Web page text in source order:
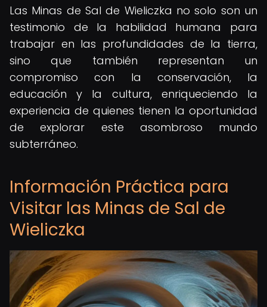
Las Minas de Sal de Wieliczka no solo son un
testimonio de la habilidad humana para
trabajar en las profundidades de la tierra,
sino que también representan un
compromiso con la conservación, la
educación y la cultura, enriqueciendo la
experiencia de quienes tienen la oportunidad
de explorar este asombroso mundo
subterráneo.
Información Práctica para
Visitar las Minas de Sal de
Wieliczka